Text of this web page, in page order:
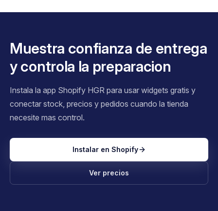
Muestra confianza de entrega
y controla la preparacion
Instala la app Shopify HGR para usar widgets gratis y
conectar stock, precios y pedidos cuando la tienda
necesite mas control.
Instalar en Shopify
Ver precios